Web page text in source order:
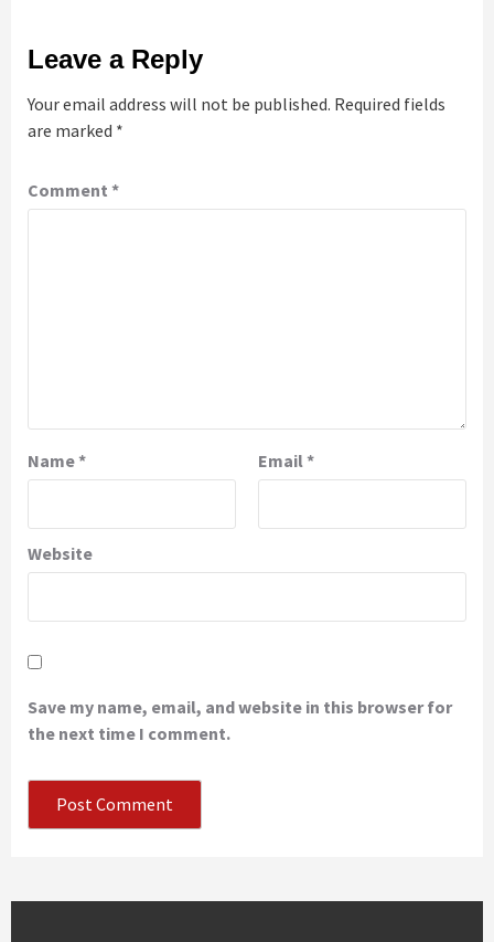
Leave a Reply
Your email address will not be published. Required fields
are marked *
Comment *
Name* Email *
Website
Save my name, email, and website in this browser for
the next time I comment.